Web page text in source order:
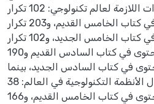
التحليل في مجال القدرات اللازمة لعالم تكنولوجي: 102 تكرار
وبنسبة 49% من المحتوى في كتاب الخامس القديم، و203 تكرار
وبنسبة 92% من المحتوى في كتاب الخامس الجديد، و102 تكرار
وبنسبة مئوية 46% من المحتوى في كتاب السادس القديم و190
من المحتوى في كتاب السادس الجديد، بينما
جاءت نتائج التحليل في مجال الأنظمة التكنولوجية في العالم: 38
تكرار وبنسبة 18% من المحتوى في كتاب الخامس القديم، و166